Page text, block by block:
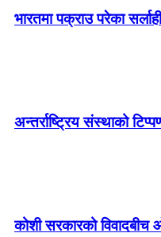
भारतमा पक्राउ परेका
अन्तर्राष्ट्रिय संस्थाको
कोशी सरकारको